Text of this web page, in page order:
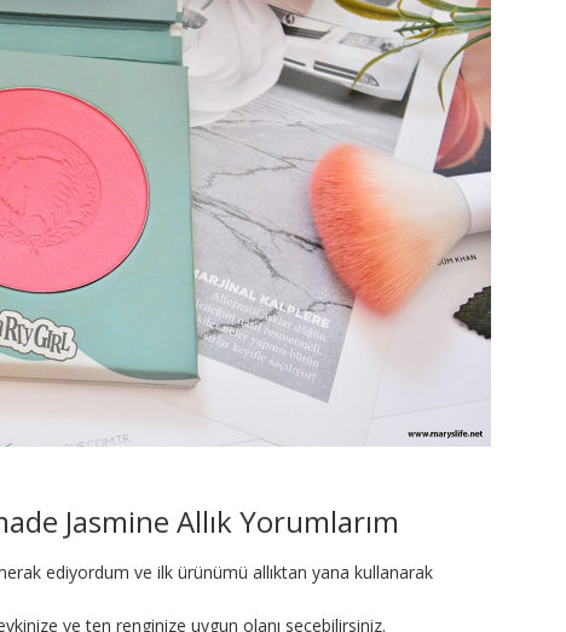
Jasmine Allık Yorumlarım
ediyordum ve ilk ürünümü allıktan yana kullanarak
ve ten renginize uygun olanı seçebilirsiniz.